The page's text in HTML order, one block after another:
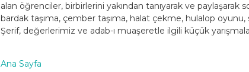
alan öğrenciler, birbirlerini yakından tanıyarak ve
bardak taşıma, çember taşıma, halat çekme, hulalop
Şerif, değerlerimiz ve adab-ı muaşeretle ilgili küçük
Ana Sayfa